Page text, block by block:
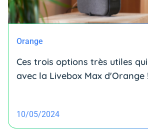
Orange
Ces trois options très utiles
avec la Livebox Max d'Orange !
10/05/2024